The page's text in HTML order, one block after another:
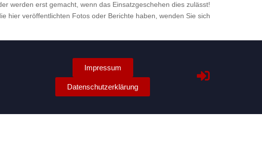
werden erst gemacht, wenn das Einsatzgeschehen dies zulässt!
hier veröffentlichten Fotos oder Berichte haben, wenden Sie sich
Impressum
Datenschutzerklärung